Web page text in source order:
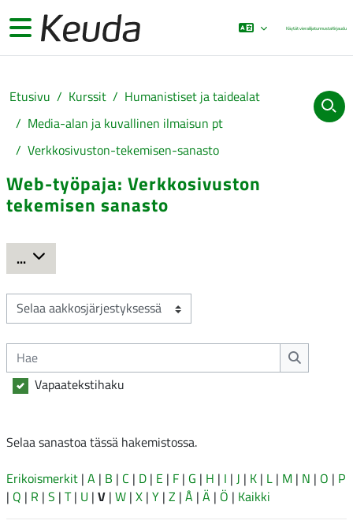
Sivupaneeli Käytät vierailijatunnustaKirjaudu
Etusivu Kurssit
Humanistiset ja taidealat
Media-alan ja kuvallinen ilmaisun pt
Verkkosivuston-tekemisen-sanasto
Web-työpaja: Verkkosivuston
tekemisen sanasto
... Vie hakusanat
Selaa sanastoa tässä hakemistossa.
Hae
Hae
Vapaatekstihaku
Selaa sanastoa tässä hakemistossa.
Erikoismerkit | A | B | C | D | E | F | G | H | I | J | K | L | M | N | O | P
| Q | R | S | T| U | V | W | X | Y | Z | Å | Ä | Ö | Kaikki